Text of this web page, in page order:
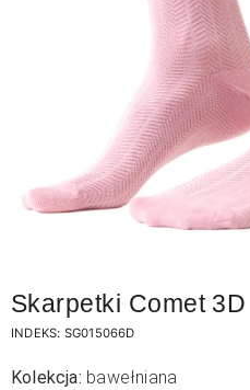
Skarpetki Comet
INDEKS: SG015066D
Kolekcja: bawełniana